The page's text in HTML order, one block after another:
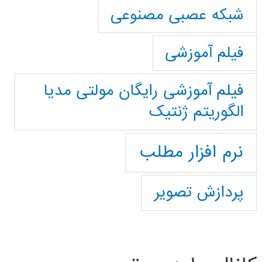
شبکه عصبی مصنوعی
فیلم آموزشی
فیلم آموزشی رایگان مولتی مدیا
الگوریتم ژنتیک
نرم افزار مطلب
پردازش تصویر